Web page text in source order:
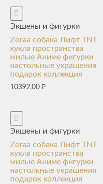
Экшены и фигурки
Zoraa собака Лифт TNT
кукла пространства
милые Аниме фигурки
настольные украшения
подарок коллекция
10392,00 ₽
Экшены и фигурки
Zoraa собака Лифт TNT
кукла пространства
милые Аниме фигурки
настольные украшения
подарок коллекция